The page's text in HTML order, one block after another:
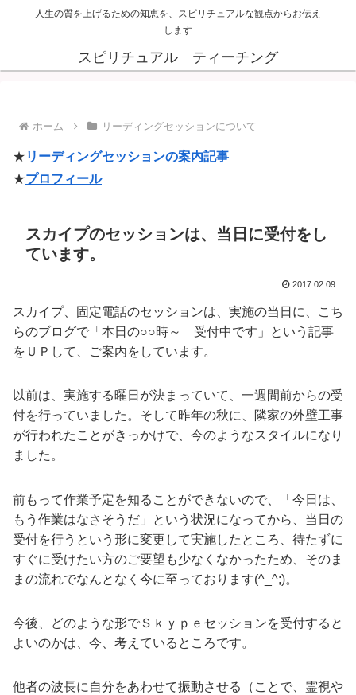
人生の質を上げるための知恵を、スピリチュアルな観点からお伝え
します
スピリチュアル ティーチング
ホーム リーディングセッションについて
★ リーディングセッションの案内記事
★プロフィール
スカイプのセッションは、当日に受付をし
ています。
2017.02.09
スカイプ、固定電話のセッションは、実施の当日に、こち
らのブログで「本日の○○時～ 受付中です」という記事
をＵＰして、ご案内をしています。
以前は、実施する曜日が決まっていて、一週間前からの受
付を行っていました。そして昨年の秋に、隣家の外壁工事
が行われたことがきっかけで、今のようなスタイルになり
ました。
前もって作業予定を知ることができないので、「今日は、
もう作業はなさそうだ」という状況になってから、当日の
受付を行うという形に変更して実施したところ、待たずに
すぐに受けたい方のご要望も少なくなかったため、そのま
まの流れでなんとなく今に至っております(^_^;)。
今後、どのような形でＳｋｙｐｅセッションを受付すると
よいのかは、今、考えているところです。
他者の波長に自分をあわせて振動させる（ことで、霊視や